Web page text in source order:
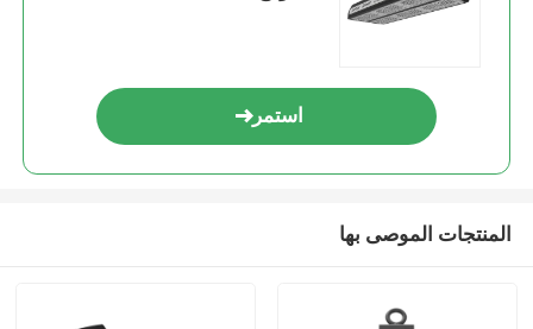
استمر
المنتجات الموصى بها